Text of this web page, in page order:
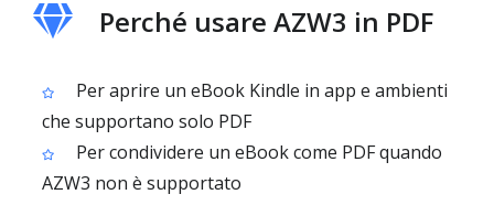
Perché usare AZW3 in PDF
Per aprire un eBook Kindle in app e ambienti
che supportano solo PDF
Per condividere un eBook come PDF quando
AZW3 non è supportato